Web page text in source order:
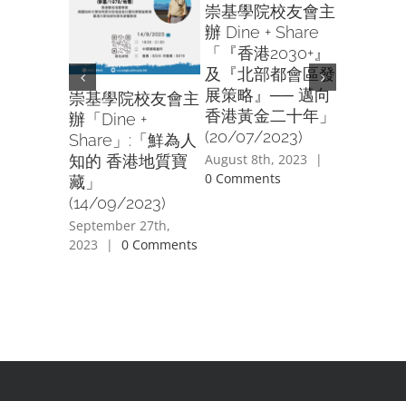
崇基學院校友會主
辦「Dine +
Share」:「鮮為人
知的 香港地質寶
藏」
(14/09/2023)
September 27th,
2023
| 0 Comments
崇基學院校友會主
辦 Dine + Share
「『香港2030+』
及『北部都會區發
展策略』── 邁向
香港黃金二十年」
(20/07/2023)
August 8th, 2023
|
0 Comments